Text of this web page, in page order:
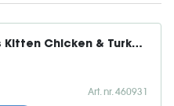
Chicken & Turkey
Art. nr. 460931